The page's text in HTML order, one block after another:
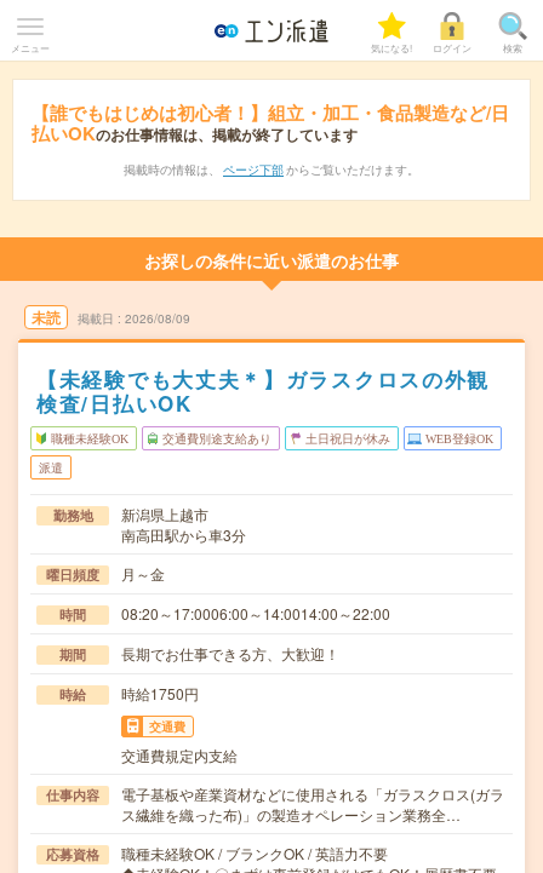
メニュー 気になる! ログイン 検索
【誰でもはじめは初心者！】組立・加工・食品製造など/日
払いOKのお仕事情報は、掲載が終了しています
掲載時の情報は、 ページ下部 からご覧いただけます。
お探しの条件に近い派遣のお仕事
未読 掲載日 2026/08/09
【未経験でも大丈夫＊】ガラスクロスの外観
検査/日払いOK
職種未経験OK 交通費別途支給あり 土日祝日が休み WEB登録OK
派遣
勤務地
新潟県上越市
南高田駅から車3分
曜日頻度 月～金
時間 08:20～17:0006:00～14:0014:00～22:00
期間 長期でお仕事できる方、大歓迎！
時給 時給1750円
交通費
交通費規定内支給
仕事内容
電子基板や産業資材などに使用される「ガラスクロス(ガラ
ス繊維を織った布)」の製造オペレーション業務全…
応募資格
職種未経験OK / ブランクOK / 英語力不要